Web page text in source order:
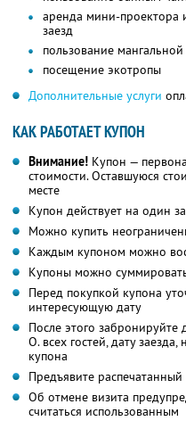
аренда мини-проектора
заезд
пользование
посещение экотропы
Дополнительные услуги
КАК РАБОТАЕТ КУПОН
Внимание! Купон —
стоимости. Оставшуюся
месте
Купон действует на один
Можно купить
Каждым купоном можно
Купоны можно
Перед покупкой купона
интересующую дату
После этого
О. всех гостей, дату
купона
Предъявите
Об отмене визита
считаться использованным